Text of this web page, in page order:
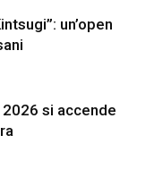
un’open
si accende